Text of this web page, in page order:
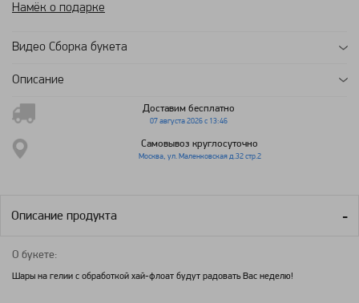
Намёк о подарке
Видео Сборка букета
Описание
Доставим бесплатно
07 августа 2026 с 13:46
Самовывоз круглосуточно
Москва, ул. Маленковская д.32 стр.2
Описание продукта
О букете:
Шары на гелии с обработкой хай-флоат будут радовать Вас неделю!